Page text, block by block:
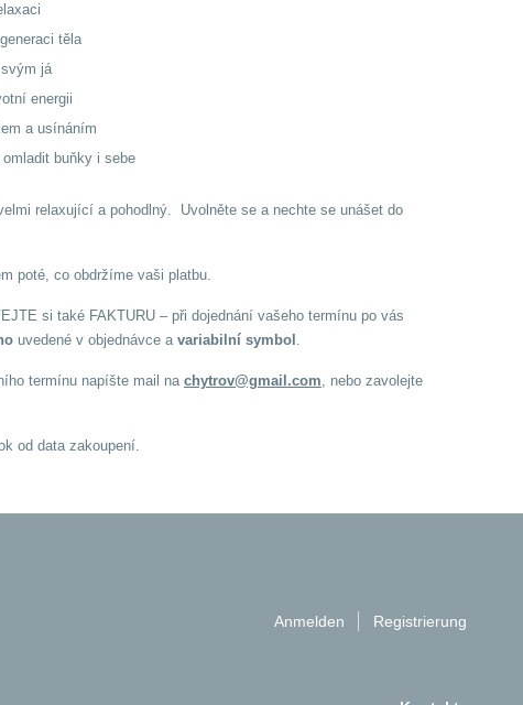
těla
já
energii
a usínáním
buňky i sebe
relaxující a pohodlný. Uvolněte se a nechte se unášet do
poté, co obdržíme vaši platbu.
si také FAKTURU – při dojednání vašeho termínu po vás
uvedené v objednávce a variabilní symbol .
termínu napíšte mail na chytrov@gmail.com, nebo zavolejte
od data zakoupení.
Anmelden Registrierung